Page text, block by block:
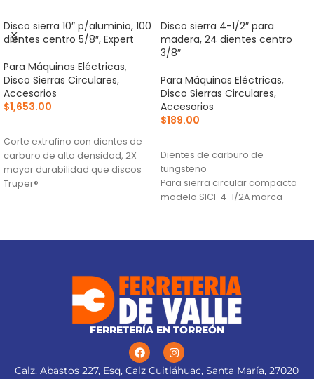
Disco sierra 10″ p/aluminio, 100
dientes centro 5/8″, Expert
Para Máquinas Eléctricas,
Disco Sierras Circulares,
Accesorios
$1,653.00
Corte extrafino con dientes de
carburo de alta densidad, 2X
mayor durabilidad que discos
Truper®
(TCG) Triple Chip Grind: Dentado
Disco sierra 4-1/2″ para
madera, 24 dientes centro
3/8″
Para Máquinas Eléctricas,
Disco Sierras Circulares,
Accesorios
$189.00
Dientes de carburo de
tungsteno
Para sierra circular compacta
modelo SICI-4-1/2A marca
FERRETERÍA EN TORREÓN
Calz. Abastos 227, Esq, Calz Cuitláhuac, Santa María, 27020